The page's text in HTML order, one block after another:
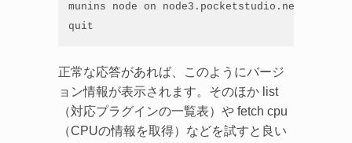
munins node on node3.pocketstudio.net
quit
正常な応答があれば、このようにバージ
ョン情報が表示されます。そのほか list
（対応プラグインの一覧表）や fetch cpu
（CPUの情報を取得）などを試すと良い